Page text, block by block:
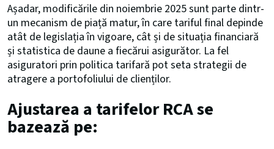
Așadar, modificările din noiembrie 2025 sunt parte dintr-
un mecanism de piață matur, în care tariful final depinde
atât de legislația în vigoare, cât și de situația financiară
și statistica de daune a fiecărui asigurător. La fel
asiguratori prin politica tarifară pot seta strategii de
atragere a portofoliului de clienților.
Ajustarea a tarifelor RCA se
bazează pe: